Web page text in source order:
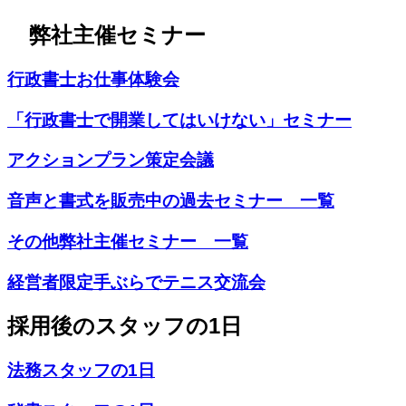
弊社主催セミナー
行政書士お仕事体験会
「行政書士で開業してはいけない」セミナー
アクションプラン策定会議
音声と書式を販売中の過去セミナー 一覧
その他弊社主催セミナー 一覧
経営者限定手ぶらでテニス交流会
採用後のスタッフの1日
法務スタッフの1日